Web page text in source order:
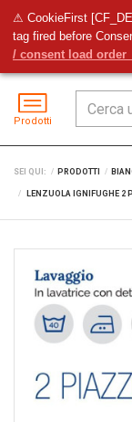
⚠ CookieFirst
tag fired before
/ consent load order
Prodotti
SEI QUI: PRODOTTI
LENZUOLA IGNIFUGHE 2